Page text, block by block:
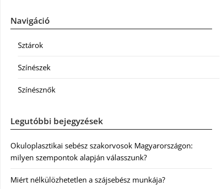
Navigáció
Sztárok
Színészek
Színésznők
Legutóbbi bejegyzések
Okuloplasztikai sebész szakorvosok Magyarországon:
milyen szempontok alapján válasszunk?
Miért nélkülözhetetlen a szájsebész munkája?